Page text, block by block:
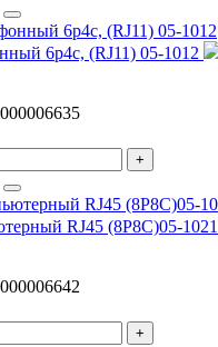
6p4c, (RJ11) 05-1012
+
RJ45 (8P8C)05-1021
+